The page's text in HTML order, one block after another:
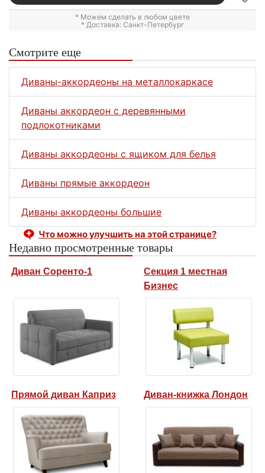
* Можем сделать в любом цвете
* Доставка: Санкт-Петербург
Смотрите еще
Диваны-аккордеоны на металлокаркасе
Диваны аккордеон с деревянными
подлокотниками
Диваны аккордеоны с ящиком для белья
Диваны прямые аккордеон
Диваны аккордеоны большие
Что можно улучшить на этой странице?
Недавно просмотренные товары
Диван Соренто-1
Секция 1 местная
Бизнес
Прямой диван Каприз Диван-книжка Лондон